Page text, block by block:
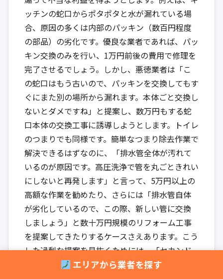
ッチンの蛇口からポタポタと水が漏れている場
合、原因の多くは内部のパッキン（数百円程度
の部品）の劣化です。優良な業者であれば、パッ
キン交換のみを行い、1万円前後の費用で修理を
完了させるでしょう。しかし、悪徳業者は「こ
の蛇口はもう古いので、パッキンを交換してもす
ぐにまた別の場所から漏れます。本体ごと交換し
ないとダメですね」と提案し、数万円もする蛇
口本体の交換工事に誘導しようとします。トイレ
のつまりでも同様です。簡単なつまり除去作業で
解決できるはずなのに、「排水管全体が汚れて
いるのが原因です。高圧洗浄で管を丸ごときれい
にしないと再発します」と言って、5万円以上の
高額な作業を勧めたり、さらには「排水管自体
が劣化しているので、この際、新しい管に交換
しましょう」と数十万円規模のリフォーム工事
を提案してきたりするケースさえあります。こう
した過剰な提案を見抜くためには、「セカンド
オピニオン」の考え方が非常に重要です。もし業
エリアから業者を探す